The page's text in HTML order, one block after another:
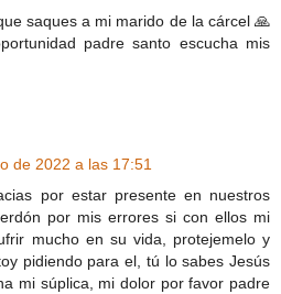
saques a mi marido de la cárcel 🙏
padre santo escucha mis
de 2022 a las 17:51
por estar presente en nuestros
por mis errores si con ellos mi
mucho en su vida, protejemelo y
pidiendo para el, tú lo sabes Jesús
mi súplica, mi dolor por favor padre